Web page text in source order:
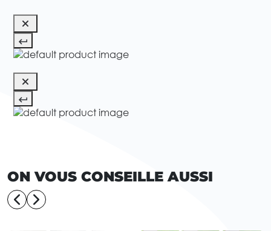
ON VOUS CONSEILLE AUSSI